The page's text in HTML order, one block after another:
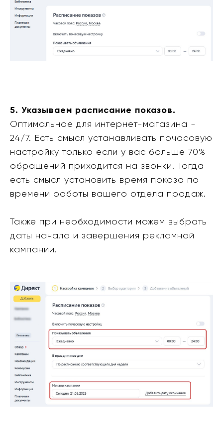
5. Указываем расписание показов.
Оптимальное для интернет-магазина -
24/7. Есть смысл устанавливать почасовую
настройку только если у вас больше 70%
обращений приходится на звонки. Тогда
есть смысл установить время показа по
времени работы вашего отдела продаж.
Также при необходимости можем выбрать
даты начала и завершения рекламной
кампании.